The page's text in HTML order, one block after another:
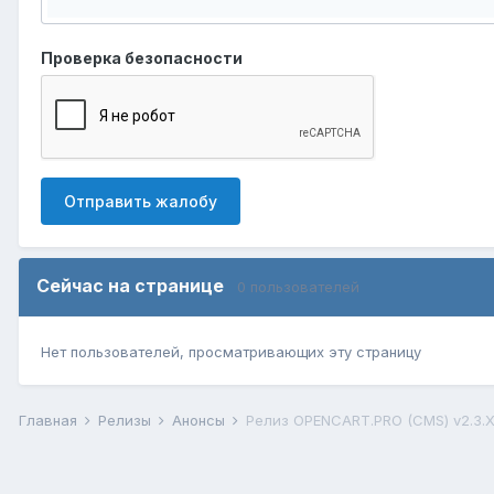
Проверка безопасности
Отправить жалобу
Сейчас на странице 0 пользователей
Нет пользователей, просматривающих эту страницу
Главная Релизы Анонсы Релиз OPENCART.PRO (CMS) v2.3.X